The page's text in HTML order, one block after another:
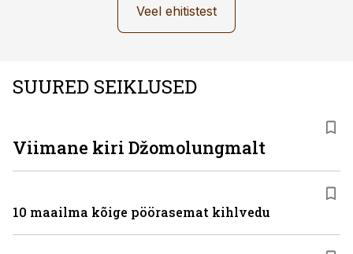
Veel ehitistest
SUURED SEIKLUSED
Viimane kiri Džomolungmalt
10 maailma kõige pöörasemat kihlvedu